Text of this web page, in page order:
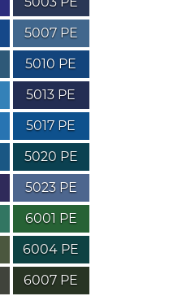
5007 PE
5010 PE
5013 PE
5017 PE
5020 PE
5023 PE
6001 PE
6004 PE
6007 PE